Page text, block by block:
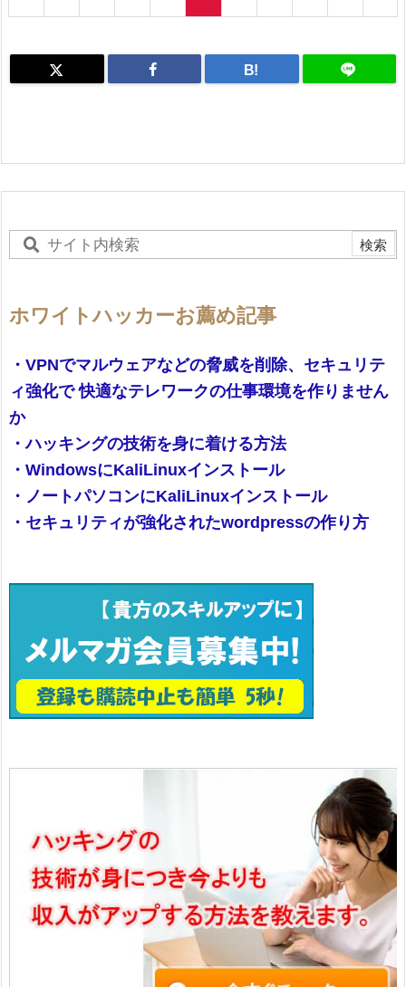
B!
ホワイトハッカーお薦め記事
・VPNでマルウェアなどの脅威を削除、セキュリテ
ィ強化で 快適なテレワークの仕事環境を作りません
か
・ハッキングの技術を身に着ける方法
・WindowsにKaliLinuxインストール
・ノートパソコンにKaliLinuxインストール
・セキュリティが強化されたwordpressの作り方